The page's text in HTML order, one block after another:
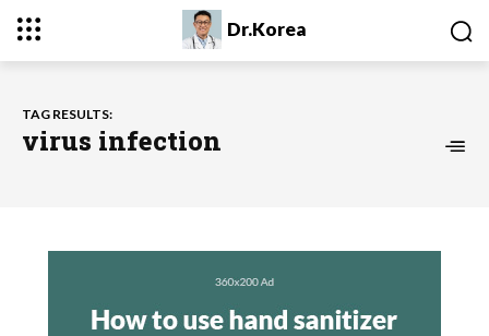
Dr.Korea
TAG RESULTS:
virus infection